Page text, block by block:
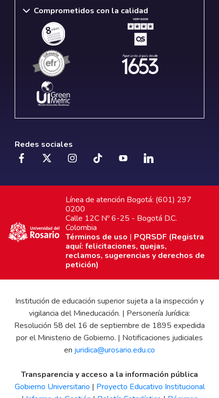
Comprometidos con la calidad
Redes sociales
Línea de atención Bogotá: (601) 297
0200
Calle 12C Nº 6-25 - Bogotá D.C.
Colombia
Términos de uso | PQRSDF (Registra
aquí: felicitaciones, quejas,
reclamos, sugerencias y derechos de
petición)
Institución de educación superior sujeta a la inspección y
vigilancia del Mineducación. | Personería Jurídica:
Resolución 58 del 16 de septiembre de 1895 expedida
por el Ministerio de Gobierno. | Notificaciones judiciales
en juridica@urosario.edu.co
Transparencia y acceso a la información pública
Gobierno Universitario | Proyecto Educativo Institucional